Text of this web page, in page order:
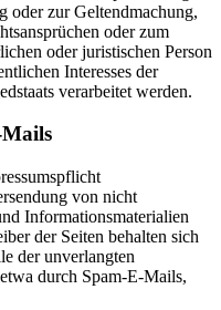
oder zur Geltendmachung,
oder zum
oder juristischen Person
Interesses der
verarbeitet werden.
von nicht
Informationsmaterialien
der Seiten behalten sich
der unverlangten
durch Spam-E-Mails,